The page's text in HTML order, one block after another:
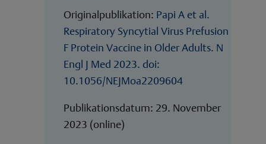
Originalpublikation: Papi A et al.
Respiratory Syncytial Virus Prefusion
F Protein Vaccine in Older Adults. N
Engl J Med 2023. doi:
10.1056/NEJMoa2209604
Publikationsdatum: 29. November
2023 (online)